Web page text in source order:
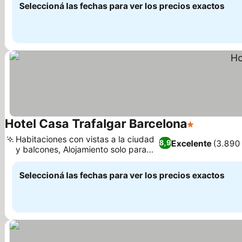
Seleccioná las fechas para ver los precios exactos
Hotel Casa Trafalgar Barcelona1 Estrellas
8,9Excelente (3.890
Habitaciones con vistas a la ciudad
y balcones, Alojamiento solo para
adultos
Seleccioná las fechas para ver los precios exactos